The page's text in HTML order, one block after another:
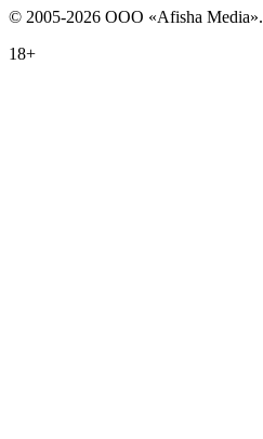
© 2005-2026 ООО «Afisha Media».
18+